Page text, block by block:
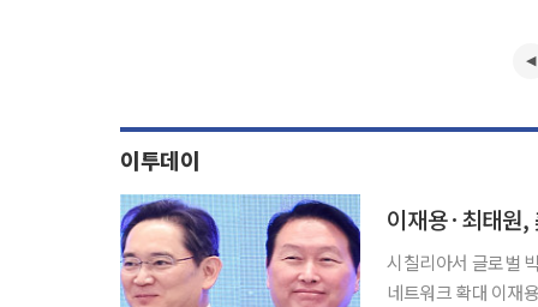
이투데이
이재용·최태원
시칠리아서 글로벌
네트워크 확대 이재용 삼성전자 회장과 최태원 SK그룹 회장이 미국 샌프란시스코에 이어 이